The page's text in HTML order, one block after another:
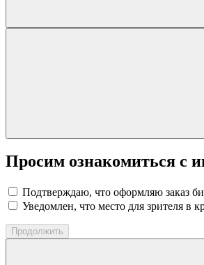
Просим ознакомиться с
Подтверждаю, что оформляю заказ
Уведомлен, что место для зрителя в
Продолжить